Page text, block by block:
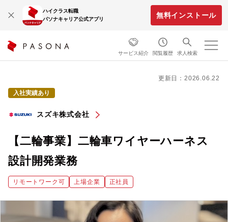
ハイクラス転職
パソナキャリア公式アプリ
無料インストール
サービス紹介 閲覧履歴 求人検索
更新日：2026.06.22
入社実績あり
スズキ株式会社
【二輪事業】二輪車ワイヤーハーネス
設計開発業務
リモートワーク可 上場企業 正社員